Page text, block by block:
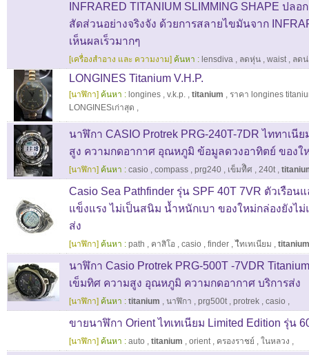
INFRARED TITANIUM SLIMMING SHAPE ปลอ
สัดส่วนอย่างจริงจัง ด้วยการสลายไขมันจาก
เห็นผลเร็วมากๆ
[เครื่องสำอาง และ ความงาม] ค้นหา : lensdiva , ลดหุ่น , waist, ลด
LONGINES Titanium V.H.P.
[นาฬิกา] ค้นหา : longines , v.k.p. , titanium , ราคา longines
LONGINESเก่าสุด ,
นาฬิกา CASIO Protrek PRG-240T-7DR ไททาเนี
สูง ความกดอากาศ อุณหภูมิ ข้อมูลดวงอาทิตย์ ของใ
[นาฬิกา] ค้นหา : casio , compass , prg240 , เข็มทืิศ , 240t,
Casio Sea Pathfinder รุ่น SPF 40T 7VR ตัวเรือน
แข็งแรง ไม่เป็นสนิม น้ำหนักเบา ของใหม่กล่องยังไม่
ส่ง
[นาฬิกา] ค้นหา : path , คาสิโอ , casio , finder ,ไืทเทเนียม , titanium
นาฬิกา Casio Protrek PRG-500T -7VDR
เข็มทิศ ความสูง อุณหภูมิ ความกดอากาศ บริการส่ง
[นาฬิกา] ค้นหา : titanium , นาฬิกา , prg500t, protrek , casio ,
ขายนาฬิกา Orient ไทเทเนียม Limited Edition รุ่น
[นาฬิกา] ค้นหา : auto , titanium , orient, ครองราชย์ , ในหลวง ,